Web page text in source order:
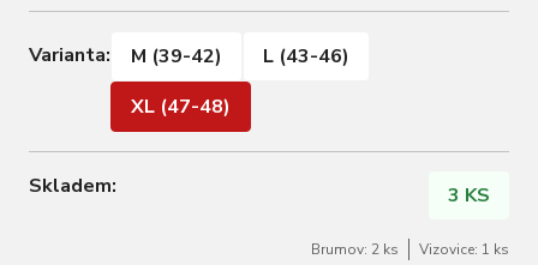
Varianta: M (39-42)
L (43-46)
XL (47-48)
Skladem: 3 KS
Brumov: 2 ks Vizovice: 1 ks